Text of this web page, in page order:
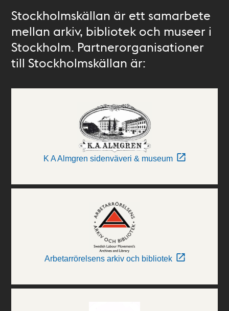
Stockholmskällan är ett samarbete
mellan arkiv, bibliotek och museer i
Stockholm. Partnerorganisationer
till Stockholmskällan är:
K A Almgren sidenväveri & museum
Arbetarrörelsens arkiv och bibliotek